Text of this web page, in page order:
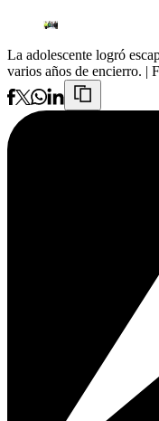
La adolescente logró
varios años de encierro. |